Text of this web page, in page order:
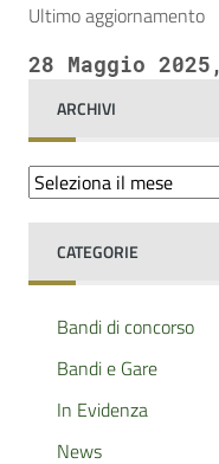
ARCHIVI
Archivi
CATEGORIE
Bandi di concorso
Bandi e Gare
In Evidenza
News
Ultimo aggiornamento
28 Maggio